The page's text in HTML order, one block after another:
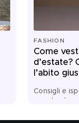
FASHION
Come
d’estate?
l’abito
Consigli e